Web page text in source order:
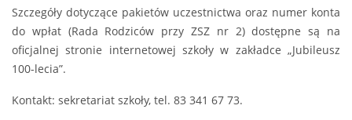
Szczegóły dotyczące pakietów uczestnictwa oraz numer konta
do wpłat (Rada Rodziców przy ZSZ nr 2) dostępne są na
oficjalnej stronie internetowej szkoły w zakładce „Jubileusz
100-lecia”.
Kontakt: sekretariat szkoły, tel. 83 341 67 73.